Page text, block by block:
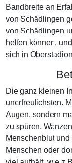
Bandbreite an
von Schädlingen
von Schädlingen
helfen können,
sich in
Die ganz kleinen
unerfreulichsten.
Augen, sondern
zu spüren.
Menschenblut
Menschen oder